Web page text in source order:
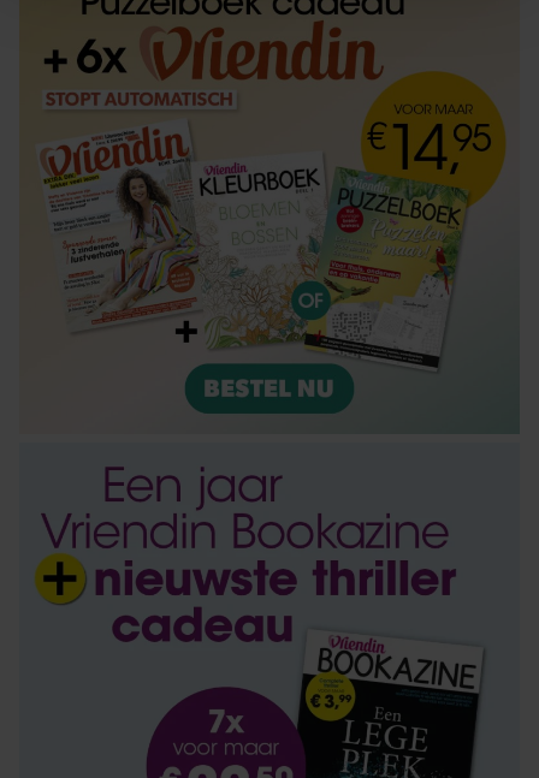
personaliseren, om functies voor social media te bieden
en om ons websiteverkeer te analyseren. Ook delen we
informatie over uw gebruik van onze site met onze
partners voor social media, adverteren en analyse. Deze
partners kunnen deze gegevens combineren met andere
informatie die u aan ze heeft verstrekt of die ze hebben
verzameld op basis van uw gebruik van hun services. U
gaat akkoord met onze cookies als u onze website blijft
gebruiken.